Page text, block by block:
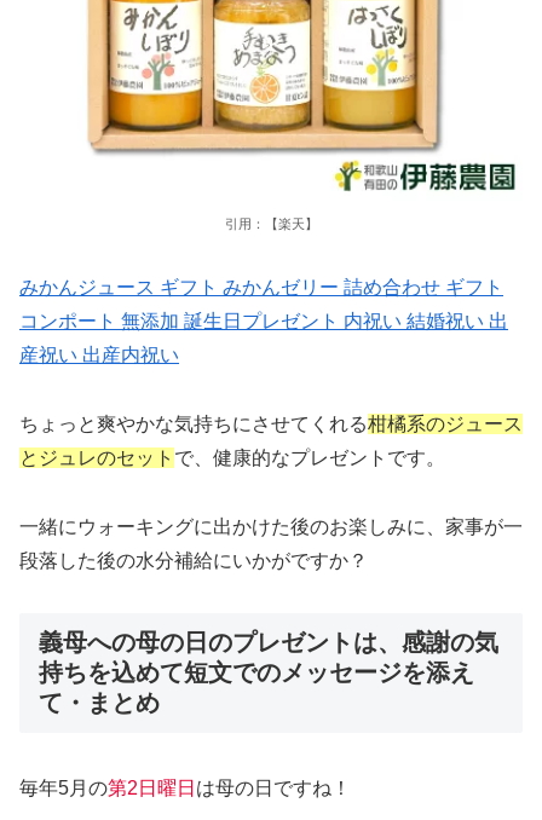
引用：【楽天】
みかんジュース ギフト みかんゼリー 詰め合わせ ギフト
コンポート 無添加 誕生日プレゼント 内祝い 結婚祝い 出
産祝い 出産内祝い
ちょっと爽やかな気持ちにさせてくれる柑橘系のジュース
とジュレのセット で、健康的なプレゼントです。
一緒にウォーキングに出かけた後のお楽しみに、家事が一
段落した後の水分補給にいかがですか？
義母への母の日のプレゼントは、感謝の気
持ちを込めて短文でのメッセージを添え
て・まとめ
毎年5月の第2日曜日 は母の日ですね！